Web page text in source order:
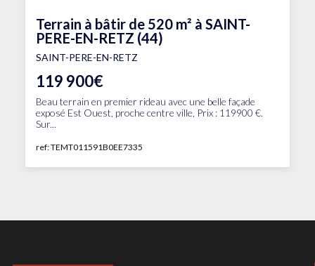
Terrain à bâtir de 520 m² à SAINT-
PERE-EN-RETZ (44)
SAINT-PERE-EN-RETZ
119 900€
Beau terrain en premier rideau avec une belle façade
exposé Est Ouest, proche centre ville, Prix : 119900 €.
Sur...
ref: TEMT011591B0EE7335